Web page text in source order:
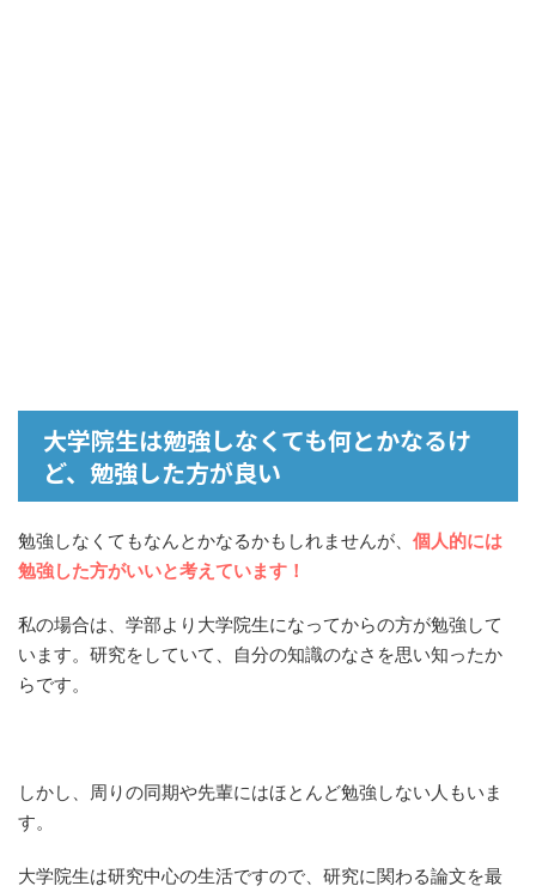
大学院生は勉強しなくても何とかなるけ
ど、勉強した方が良い
勉強しなくてもなんとかなるかもしれませんが、 個人的には
勉強した方がいいと考えています！
私の場合は、学部より大学院生になってからの方が勉強して
います。研究をしていて、自分の知識のなさを思い知ったか
らです。
しかし、周りの同期や先輩にはほとんど勉強しない人もいま
す。
大学院生は研究中心の生活ですので、研究に関わる論文を最